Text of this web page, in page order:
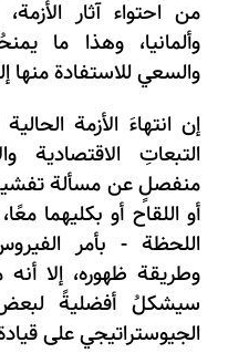
من احتواء آثار
وألمانيا، وهذا ما
والسعي للاستفادة منها
إن انتهاءَ الأزمة
التبعاتِ الاقتصادية
منفصلٍ عن مسألة تفشيه
أو اللقاح أو بكليهما
اللحظة - بأمر
وطريقة ظهوره، إلا
سيشكلُ أفضليةً لبعض
الجيوستراتيجي على